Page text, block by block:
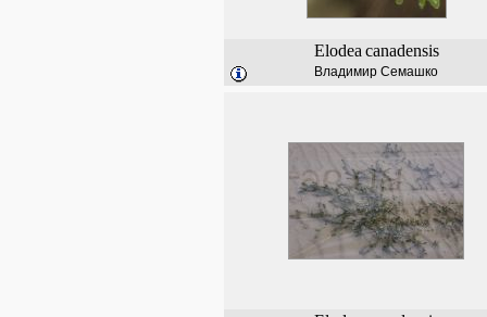
Elodea canadensis
Владимир Семашко